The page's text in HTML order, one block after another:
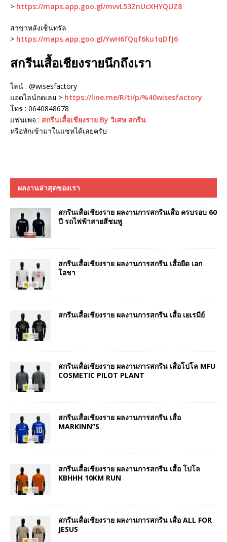
> https://maps.app.goo.gl/mvvL53ZnUcXHYQUZ8
สาขาหลังเซ็นทรัล
> https://maps.app.goo.gl/YwH6fQqf6ku1qDfJ6
สกรีนเสื้อเชียงรายนึกถึงเรา
ไลน์ : @wisesfactory
แอดไลน์กดเลย > https://line.me/R/ti/p/%40wisesfactory
โทร : 0640848678
แฟนเพจ : สกรีนเสื้อเชียงราย By วิเศษ สกรีน
หรือทักเข้ามาในแชทได้เลยครับ
ผลงานล่าสุดของเรา
สกรีนเสื้อเชียงราย ผลงานการสกรีนเสื้อ ครบรอบ 60
ปี รถไฟฟ้าสายสีชมพู
สกรีนเสื้อเชียงราย ผลงานการสกรีน เสื้อยืด เอก
โอชา
สกรีนเสื้อเชียงราย ผลงานการสกรีน เสื้อ เยเรมีย์
สกรีนเสื้อเชียงราย ผลงานการสกรีน เสื้อโปโล MFU
COSMETIC PILOT PLANT
สกรีนเสื้อเชียงราย ผลงานการสกรีน เสื้อ
MARKINN”S
สกรีนเสื้อเชียงราย ผลงานการสกรีน เสื้อ โปโล
KBHHH 10KM RUN
สกรีนเสื้อเชียงราย ผลงานการสกรีน เสื้อ ALL FOR
JESUS